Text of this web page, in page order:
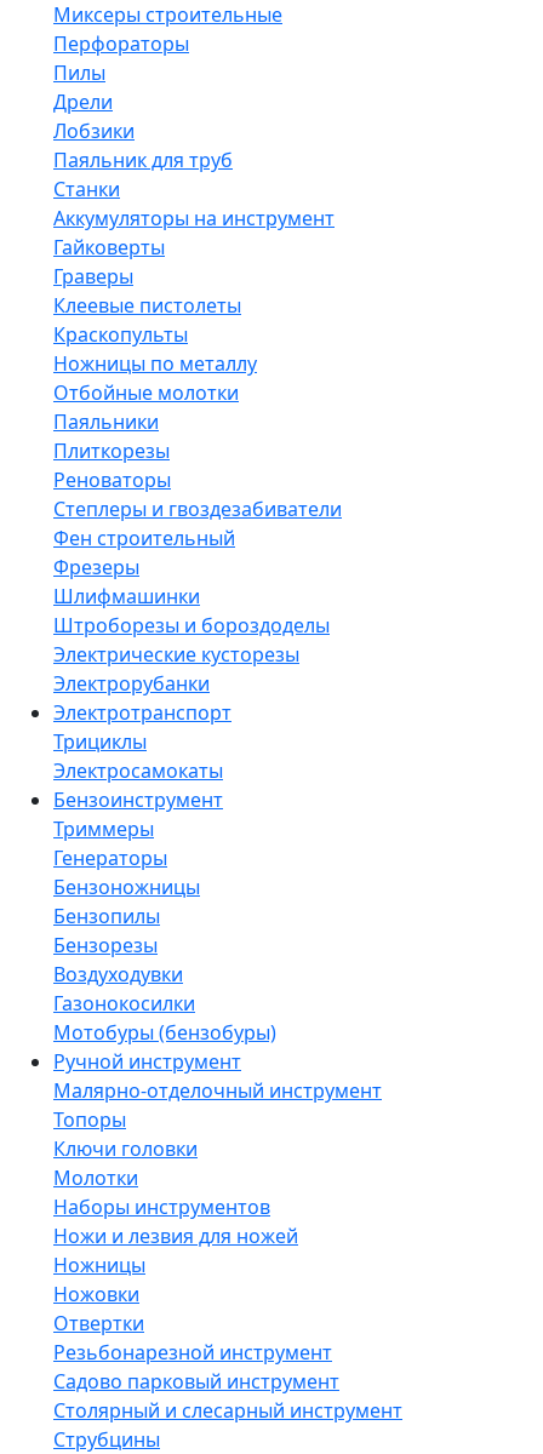
Миксеры строительные
Перфораторы
Пилы
Дрели
Лобзики
Паяльник для труб
Станки
Аккумуляторы на инструмент
Гайковерты
Граверы
Клеевые пистолеты
Краскопульты
Ножницы по металлу
Отбойные молотки
Паяльники
Плиткорезы
Реноваторы
Степлеры и гвоздезабиватели
Фен строительный
Фрезеры
Шлифмашинки
Штроборезы и бороздоделы
Электрические кусторезы
Электрорубанки
Электротранспорт
Трициклы
Электросамокаты
Бензоинструмент
Триммеры
Генераторы
Бензоножницы
Бензопилы
Бензорезы
Воздуходувки
Газонокосилки
Мотобуры (бензобуры)
Ручной инструмент
Малярно-отделочный инструмент
Топоры
Ключи головки
Молотки
Наборы инструментов
Ножи и лезвия для ножей
Ножницы
Ножовки
Отвертки
Резьбонарезной инструмент
Садово парковый инструмент
Столярный и слесарный инструмент
Струбцины